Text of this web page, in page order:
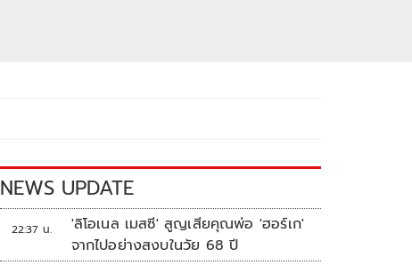
NEWS UPDATE
22:37 น.
'ลิโอเนล เมสซี' สูญเสียคุณพ่อ 'ฮอร์เก'
จากไปอย่างสงบในวัย 68 ปี